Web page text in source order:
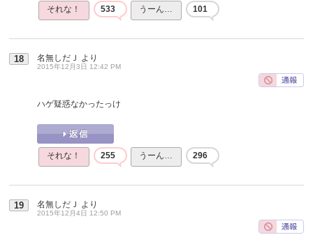
それな！ 533 うーん… 101
18 名無しだＪ より
2015年12月3日 12:42 PM
ハゲ疑惑なかったっけ
それな！ 255 うーん… 296
19 名無しだＪ より
2015年12月4日 12:50 PM